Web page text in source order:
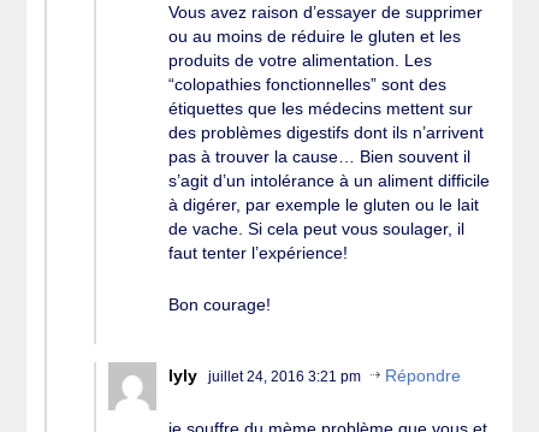
Vous avez raison d’essayer de supprimer
ou au moins de réduire le gluten et les
produits de votre alimentation. Les
“colopathies fonctionnelles” sont des
étiquettes que les médecins mettent sur
des problèmes digestifs dont ils n’arrivent
pas à trouver la cause… Bien souvent il
s’agit d’un intolérance à un aliment difficile
à digérer, par exemple le gluten ou le lait
de vache. Si cela peut vous soulager, il
faut tenter l’expérience!
Bon courage!
lyly juillet 24, 2016 3:21 pm Répondre
je souffre du mème problème que vous et